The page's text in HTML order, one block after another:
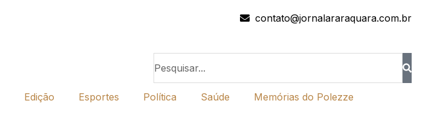
contato@jornalararaquara.com.br
Edição Esportes Política Saúde Memórias do Polezze